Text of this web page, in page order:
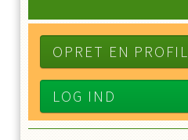
OPRET EN PROFIL
LOG IND